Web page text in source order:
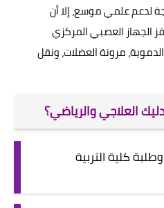
لدعم علمي موسع، إلا أن
الجهاز العصبي المركزي
مرونة العضلات، ونقل
العلاجي والرياضي؟
كلية التربية